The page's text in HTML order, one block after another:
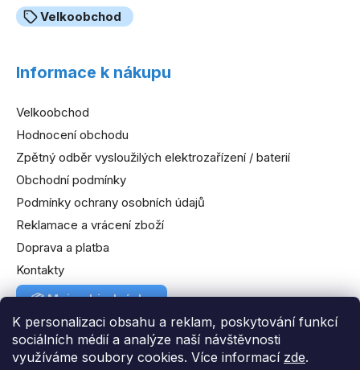
K personalizaci obsahu a reklam, poskytování funkcí
sociálních médií a analýze naší návštěvnosti
využíváme soubory cookies. Více informací zde.
Velkoobchod
Informace k nákupu
Velkoobchod
Hodnocení obchodu
Zpětný odběr vysloužilých elektrozařízení / baterií
Obchodní podmínky
Podmínky ochrany osobních údajů
Reklamace a vrácení zboží
Doprava a platba
Kontakty
📦Moje objednávka